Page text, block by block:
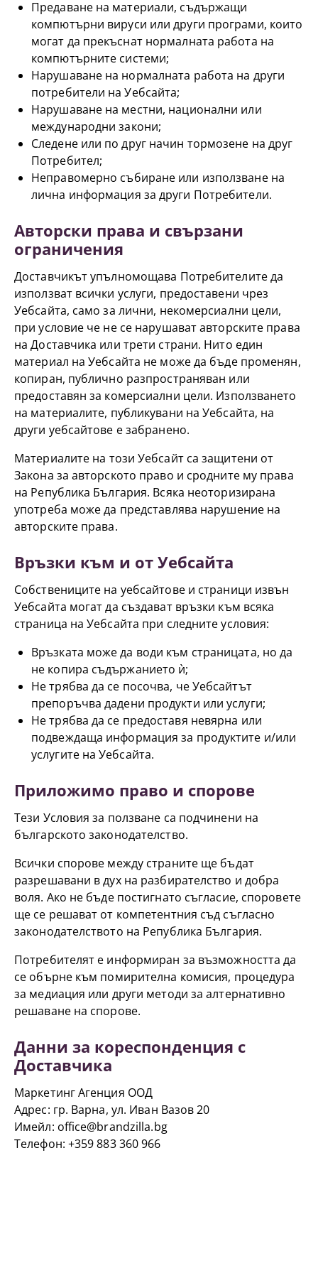
Предаване на материали, съдържащи
компютърни вируси или други програми, които
могат да прекъснат нормалната работа на
компютърните системи;
Нарушаване на нормалната работа на други
потребители на Уебсайта;
Нарушаване на местни, национални или
международни закони;
Следене или по друг начин тормозене на друг
Потребител;
Неправомерно събиране или използване на
лична информация за други Потребители.
Авторски права и свързани
ограничения
Доставчикът упълномощава Потребителите да
използват всички услуги, предоставени чрез
Уебсайта, само за лични, некомерсиални цели,
при условие че не се нарушават авторските права
на Доставчика или трети страни. Нито един
материал на Уебсайта не може да бъде променян,
копиран, публично разпространяван или
предоставян за комерсиални цели. Използването
на материалите, публикувани на Уебсайта, на
други уебсайтове е забранено.
Материалите на този Уебсайт са защитени от
Закона за авторското право и сродните му права
на Република България. Всяка неоторизирана
употреба може да представлява нарушение на
авторските права.
Връзки към и от Уебсайта
Собствениците на уебсайтове и страници извън
Уебсайта могат да създават връзки към всяка
страница на Уебсайта при следните условия:
Връзката може да води към страницата, но да
не копира съдържанието ѝ;
Не трябва да се посочва, че Уебсайтът
препоръчва дадени продукти или услуги;
Не трябва да се предоставя невярна или
подвеждаща информация за продуктите и/или
услугите на Уебсайта.
Приложимо право и спорове
Тези Условия за ползване са подчинени на
българското законодателство.
Всички спорове между страните ще бъдат
разрешавани в дух на разбирателство и добра
воля. Ако не бъде постигнато съгласие, споровете
ще се решават от компетентния съд съгласно
законодателството на Република България.
Потребителят е информиран за възможността да
се обърне към помирителна комисия, процедура
за медиация или други методи за алтернативно
решаване на спорове.
Данни за кореспонденция с
Доставчика
Маркетинг Агенция ООД
Адрес: гр. Варна, ул. Иван Вазов 20
Имейл: office@brandzilla.bg
Телефон: +359 883 360 966